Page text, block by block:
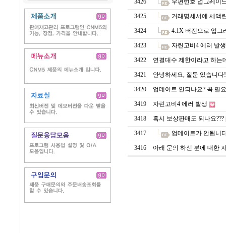
3426 우편번호 업그레이
3425 거래명세서에 세액
3424 4.1X 버전으로 업그
3423 자린고비4 에러 발생
3422 연결대수 제한이라고 하는
3421 안녕하세요, 질문 있습니다
3420 업데이트 안되나요? 꼭 필
3419 자린고비4 에러 발생
3418 혹시 보상판매도 되나요???
3417 업데이트가 안됩니
3416 아래 문의 하신 분에 대한